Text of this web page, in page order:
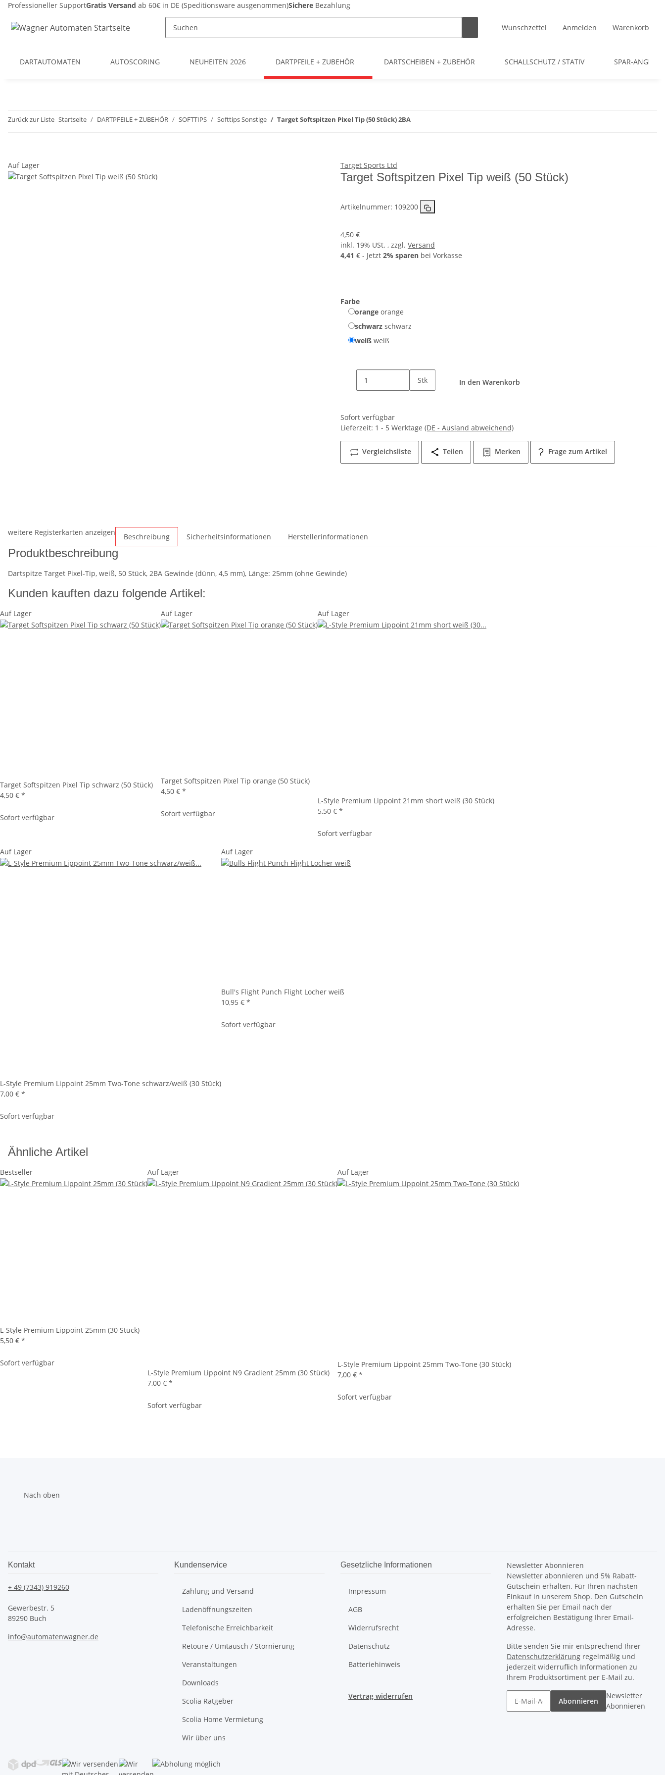
Professioneller SupportGratis Versand ab 60€ in DE (Speditionsware ausgenommen)Sichere Bezahlung
Wunschzettel Anmelden Warenkorb
DARTAUTOMATEN AUTOSCORING NEUHEITEN 2026 DARTPFEILE + ZUBEHÖR DARTSCHEIBEN + ZUBEHÖR SCHALLSCHUTZ / STATIV SPAR-
Zurück zur Liste Startseite DARTPFEILE + ZUBEHÖR SOFTTIPS Softtips Sonstige Target Softspitzen Pixel Tip (50 Stück) 2BA
Auf Lager Target Sports Ltd
Target Softspitzen Pixel Tip weiß (50 Stück)
Artikelnummer: 109200
4,50 €
inkl. 19% USt. , zzgl. Versand
4,41 € - Jetzt 2% sparen bei Vorkasse
Farbe
orange orange
schwarz schwarz
weiß weiß
Stk In den Warenkorb
Sofort verfügbar
Lieferzeit: 1 - 5 Werktage (DE - Ausland abweichend)
Vergleichsliste Teilen Merken Frage zum Artikel
weitere Registerkarten anzeigen Beschreibung Sicherheitsinformationen Herstellerinformationen
Produktbeschreibung
Dartspitze Target Pixel-Tip, weiß, 50 Stück, 2BA Gewinde (dünn, 4,5 mm), Länge: 25mm (ohne Gewinde)
Kunden kauften dazu folgende Artikel:
Auf Lager
Target Softspitzen Pixel Tip schwarz (50 Stück)
4,50 € *
Sofort verfügbar
Auf Lager
Target Softspitzen Pixel Tip orange (50 Stück)
4,50 € *
Sofort verfügbar
Auf Lager
L-Style Premium Lippoint 21mm short weiß (30 Stück)
5,50 € *
Sofort verfügbar
Auf Lager
L-Style Premium Lippoint 25mm Two-Tone schwarz/weiß (30 Stück)
7,00 € *
Sofort verfügbar
Auf Lager
Bull's Flight Punch Flight Locher weiß
10,95 € *
Sofort verfügbar
Ähnliche Artikel
Bestseller
L-Style Premium Lippoint 25mm (30 Stück)
5,50 € *
Sofort verfügbar
Auf Lager
L-Style Premium Lippoint N9 Gradient 25mm (30 Stück)
7,00 € *
Sofort verfügbar
Auf Lager
L-Style Premium Lippoint 25mm Two-Tone (30 Stück)
7,00 € *
Sofort verfügbar
Nach oben
Kontakt
+ 49 (7343) 919260
Gewerbestr. 5
89290 Buch
info@automatenwagner.de
Kundenservice
Zahlung und Versand
Ladenöffnungszeiten
Telefonische Erreichbarkeit
Retoure / Umtausch / Stornierung
Veranstaltungen
Downloads
Scolia Ratgeber
Scolia Home Vermietung
Wir über uns
Gesetzliche Informationen
Impressum
AGB
Widerrufsrecht
Datenschutz
Batteriehinweis
Vertrag widerrufen
Newsletter Abonnieren
Newsletter abonnieren und 5% Rabatt-
Gutschein erhalten. Für Ihren nächsten
Einkauf in unserem Shop. Den Gutschein
erhalten Sie per Email nach der
erfolgreichen Bestätigung Ihrer Email-
Adresse.
Bitte senden Sie mir entsprechend Ihrer
Datenschutzerklärung regelmäßig und
jederzeit widerruflich Informationen zu
Ihrem Produktsortiment per E-Mail zu.
Abonnieren
Newsletter
Abonnieren